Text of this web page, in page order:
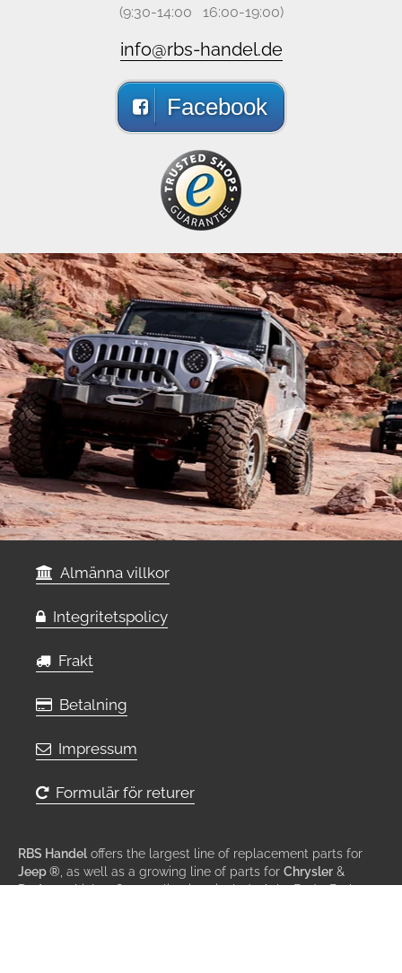
(9:30-14:00 16:00-19:00)
info@rbs-handel.de
Facebook
Almänna villkor
Integritetspolicy
Frakt
Betalning
Impressum
Formulär för returer
RBS Handel offers the largest line of replacement parts for
Jeep ® , as well as a growing line of parts for Chrysler &
Dodgevehicles. Our applications include Axle, Body, Brake,